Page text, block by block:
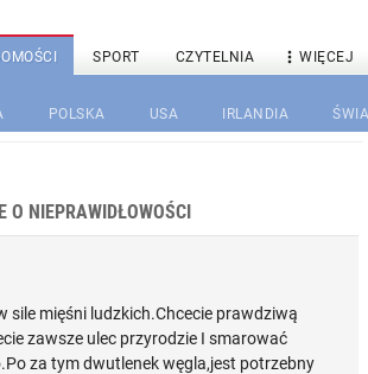
SPORT CZYTELNIA  WIĘCEJ
POLSKA USA IRLANDIA
O NIEPRAWIDŁOWOŚCI
sile mięśni ludzkich.Chcecie prawdziwą
zawsze ulec przyrodzie I smarować
za tym dwutlenek węgla,jest potrzebny